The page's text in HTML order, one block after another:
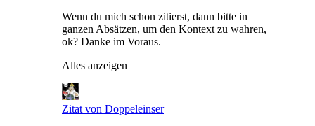
Wenn du mich schon zitierst, dann bitte in
ganzen Absätzen, um den Kontext zu wahren,
ok? Danke im Voraus.
Alles anzeigen
Zitat von Doppeleinser